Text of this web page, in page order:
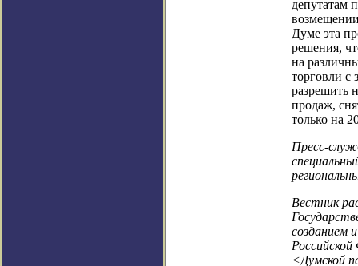
депутатам
Думе эта
решения,
на
торговли с
разрешить
продаж,
только на
Пресс-
Вестник
созданием
<Думской